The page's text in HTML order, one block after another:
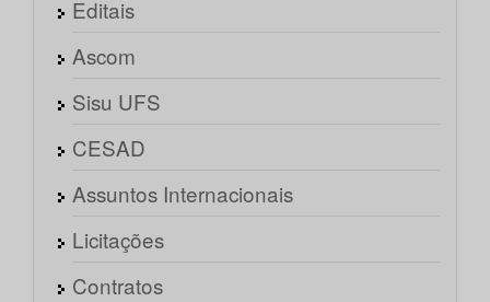
Editais
Ascom
Sisu UFS
CESAD
Assuntos Internacionais
Licitações
Contratos